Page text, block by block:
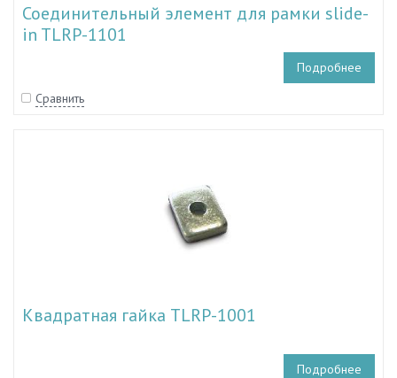
Соединительный элемент для рамки slide-
in TLRP-1101
Подробнее
Сравнить
Квадратная гайка TLRP-1001
Подробнее